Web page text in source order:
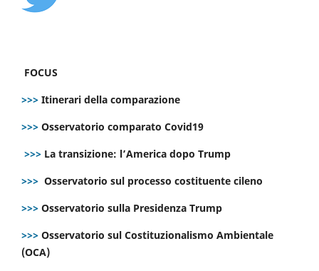
FOCUS
>>> Itinerari della comparazione
>>> Osservatorio comparato Covid19
>>> La transizione: l’America dopo Trump
>>> Osservatorio sul processo costituente cileno
>>> Osservatorio sulla Presidenza Trump
>>> Osservatorio sul Costituzionalismo Ambientale
(OCA)